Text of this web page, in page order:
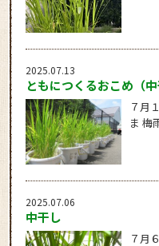
2025.07.13
ともにつくるおこめ（中
７月
ま 梅
2025.07.06
中干し
７月